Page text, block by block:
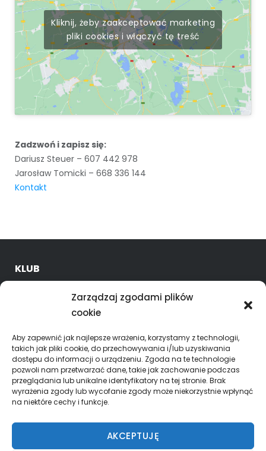
Zarządzaj zgodami plików
cookie
Aby zapewnić jak najlepsze wrażenia, korzystamy z technologii,
takich jak pliki cookie, do przechowywania i/lub uzyskiwania
dostępu do informacji o urządzeniu. Zgoda na te technologie
pozwoli nam przetwarzać dane, takie jak zachowanie podczas
przeglądania lub unikalne identyfikatory na tej stronie. Brak
wyrażenia zgody lub wycofanie zgody może niekorzystnie wpłynąć
na niektóre cechy i funkcje.
AKCEPTUJĘ
Kliknij, żeby zaakceptować marketing
pliki cookies i włączyć tę treść
Zadzwoń i zapisz się:
Dariusz Steuer – 607 442 978
Jarosław Tomicki – 668 336 144
Kontakt
KLUB
Godziny treningów
ROZGRYWKI
Skład Superliga mężczyzn
KALENDARZ – WYNIKI